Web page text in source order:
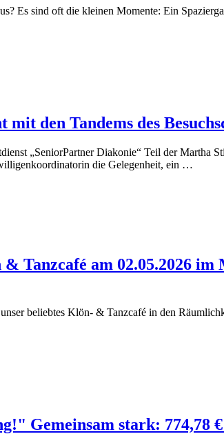
Es sind oft die kleinen Momente: Ein
mit den Tandems des
„SeniorPartner Diakonie“ Teil der Martha
die Gelegenheit, ein …
Tanzcafé am 02.05.2026
beliebtes Klön- & Tanzcafé in den
Gemeinsam stark: 774,78